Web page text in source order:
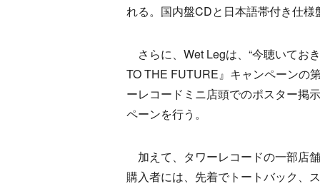
れる。国内盤CDと日本語帯付き仕
さらに、Wet Legは、“今聴いてお
TO THE FUTURE』キャンペーンの
ーレコードミニ店頭でのポスター掲
ペーンを行う。
加えて、タワーレコードの一部店
購入者には、先着でトートバック、